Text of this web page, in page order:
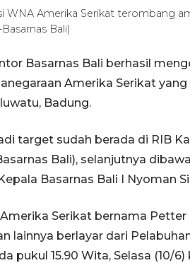
WNA Amerika Serikat terombang
Bali)
Basarnas Bali berhasil
Amerika Serikat
Badung.
target sudah berada di RIB
Bali), selanjutnya
Basarnas Bali I Nyoman
Serikat bernama
lainnya berlayar dari
pukul 15.90 Wita, Selasa (10/6)